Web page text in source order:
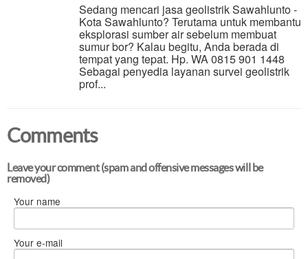
Sedang mencari jasa geolistrik Sawahlunto -
Kota Sawahlunto? Terutama untuk membantu
eksplorasi sumber air sebelum membuat
sumur bor? Kalau begitu, Anda berada di
tempat yang tepat. Hp. WA 0815 901 1448
Sebagai penyedia layanan survei geolistrik
prof...
Comments
Leave your comment (spam and offensive messages will be
removed)
Your name
Your e-mail